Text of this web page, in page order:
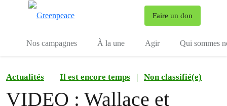
Faire un don
Nos campagnes À la une Agir Qui sommes
Actualités Il est encore temps | Non classifié(e)
VIDEO : Wallace et